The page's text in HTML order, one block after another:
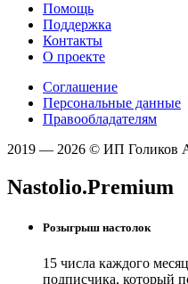
Помощь
Поддержка
Контакты
О проекте
Соглашение
Персональные данные
Правообладателям
2019 — 2026 © ИП Голиков
Nastolio.Premium
Розыгрыш настолок
15 числа каждого
подписчика, который